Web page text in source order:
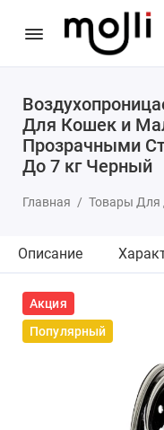
Для Кошек и
Прозрачными
До 7 кг Черный
Главная Товары Для
Описание
Акция
Популярный